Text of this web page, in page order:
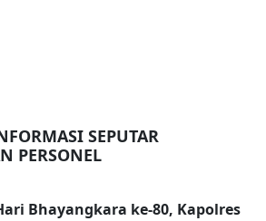
SEPUTAR
PERSONEL
Bhayangkara ke-80, Kapolres